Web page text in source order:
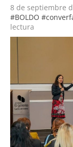
8 de septiembre
#BOLDO
lectura